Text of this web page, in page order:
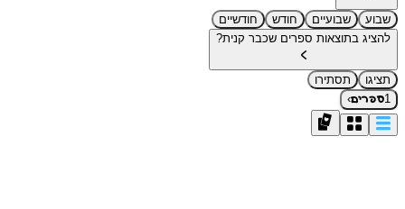
שבוע שבועיים חודש
חודשיים
להציג בתוצאות ספרים שכבר קנית?
תציגו
תסתירו
1ספרים›